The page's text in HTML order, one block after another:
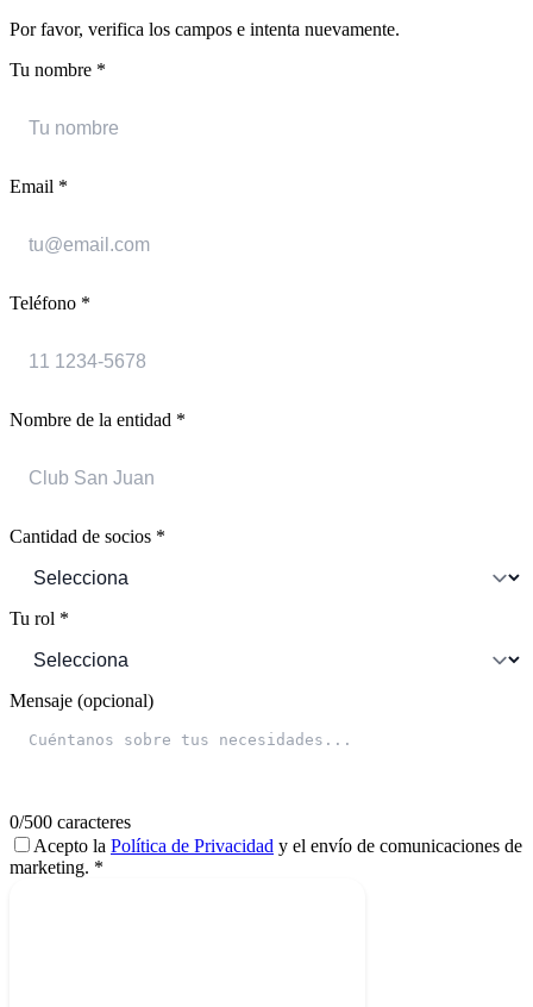
Por favor, verifica los campos e intenta nuevamente.
Tu nombre *
Email *
Teléfono *
Nombre de la entidad *
Cantidad de socios *
Tu rol *
Mensaje (opcional)
0/500 caracteres
Acepto la Política de Privacidad y el envío de comunicaciones de
marketing. *